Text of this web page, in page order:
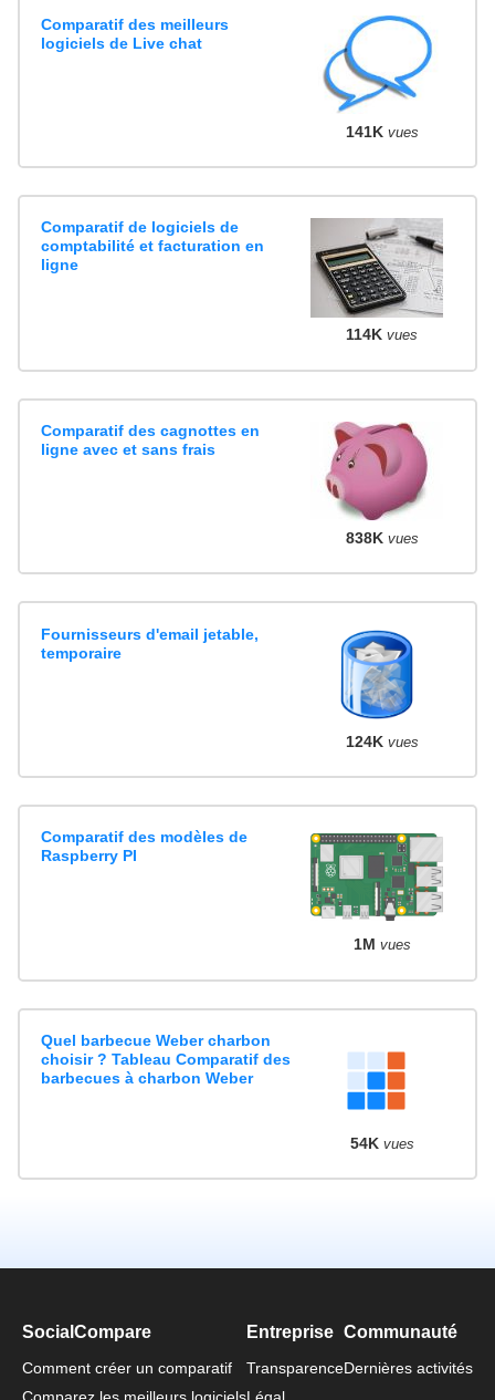
Comparatif des meilleurs
logiciels de Live chat
141K vues
Comparatif de logiciels de
comptabilité et facturation en
ligne
114K vues
Comparatif des cagnottes en
ligne avec et sans frais
838K vues
Fournisseurs d'email jetable,
temporaire
124K vues
Comparatif des modèles de
Raspberry PI
1M vues
Quel barbecue Weber charbon
choisir ? Tableau Comparatif des
barbecues à charbon Weber
54K vues
SocialCompare
Comment créer un comparatif
Comparez les meilleurs logiciels
Entreprise
Transparence
Légal
Communauté
Dernières activités